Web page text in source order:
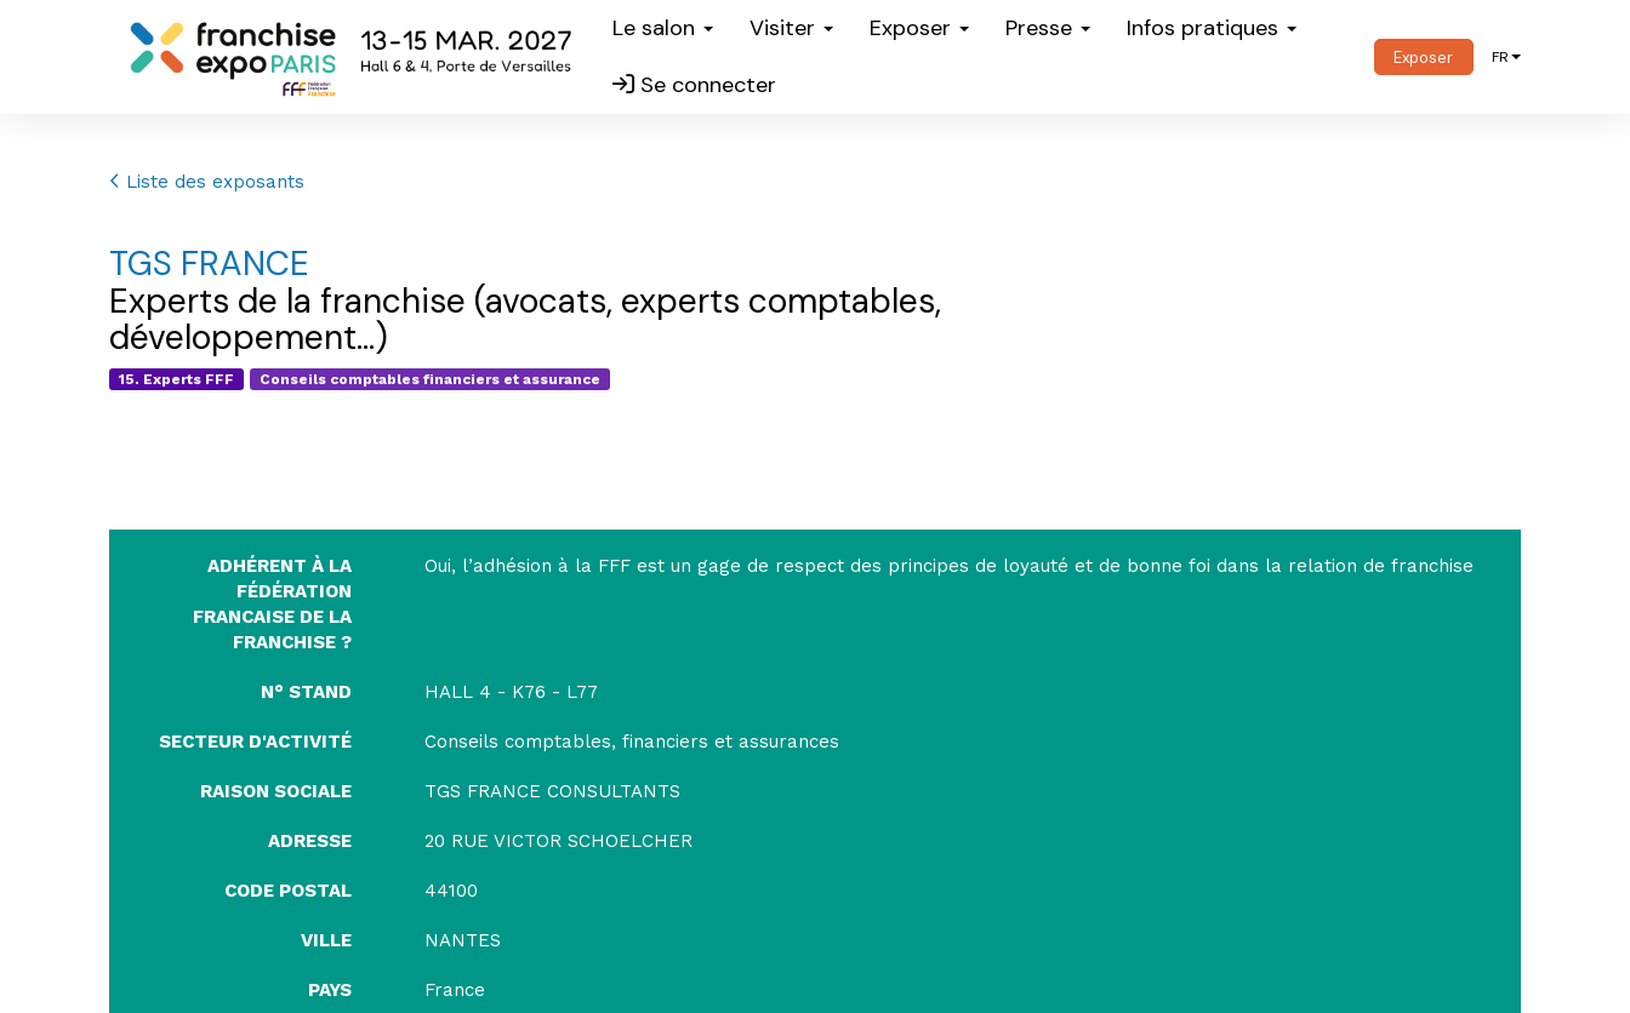
Le salon Visiter Exposer Presse
Infos pratiques
Se connecter
Exposer FR
Liste des exposants
TGS FRANCE
Experts de la franchise (avocats, experts comptables,
développement...)
15. Experts FFF Conseils comptables financiers et assurance
ADHÉRENT À LA
FÉDÉRATION
FRANCAISE DE LA
FRANCHISE ?
Oui, l’adhésion à la FFF est un gage de respect des principes de loyauté et de bonne foi dans la relation de franchise
N° STAND HALL 4 - K76 - L77
SECTEUR D'ACTIVITÉ Conseils comptables, financiers et assurances
RAISON SOCIALE TGS FRANCE CONSULTANTS
ADRESSE 20 RUE VICTOR SCHOELCHER
CODE POSTAL 44100
VILLE NANTES
PAYS France